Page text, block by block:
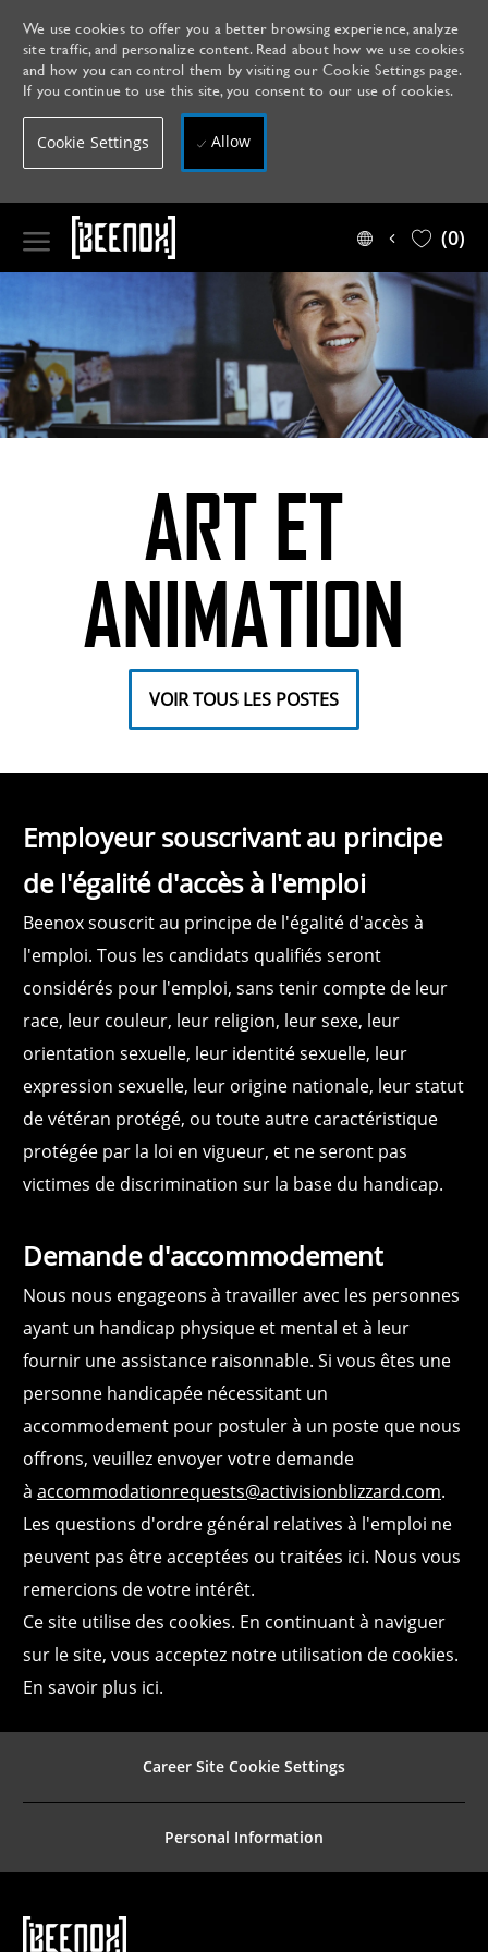
We use cookies to offer you a better browsing experience, analyze
site traffic, and personalize content. Read about how we use cookies
and how you can control them by visiting our Cookie Settings page.
If you continue to use this site, you consent to our use of cookies.
Cookie Settings Allow
Language
French (0)
ART ET
ANIMATION
VOIR TOUS LES POSTES
Employeur souscrivant au principe
de l'égalité d'accès à l'emploi
Beenox souscrit au principe de l'égalité d'accès à
l'emploi. Tous les candidats qualifiés seront
considérés pour l'emploi, sans tenir compte de leur
race, leur couleur, leur religion, leur sexe, leur
orientation sexuelle, leur identité sexuelle, leur
expression sexuelle, leur origine nationale, leur statut
de vétéran protégé, ou toute autre caractéristique
protégée par la loi en vigueur, et ne seront pas
victimes de discrimination sur la base du handicap.
Demande d'accommodement
Nous nous engageons à travailler avec les personnes
ayant un handicap physique et mental et à leur
fournir une assistance raisonnable. Si vous êtes une
personne handicapée nécessitant un
accommodement pour postuler à un poste que nous
offrons, veuillez envoyer votre demande
à accommodationrequests@activisionblizzard.com.
Les questions d'ordre général relatives à l'emploi ne
peuvent pas être acceptées ou traitées ici. Nous vous
remercions de votre intérêt.
Ce site utilise des cookies. En continuant à naviguer
sur le site, vous acceptez notre utilisation de cookies.
En savoir plus ici.
Career Site Cookie Settings
Personal Information